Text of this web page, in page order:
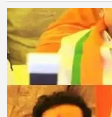
ce
b
o
o
k
at
s
A
p
p
ail